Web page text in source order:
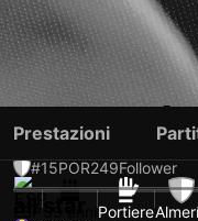
#15POR249Follower
Portiere
Prestazioni
all star